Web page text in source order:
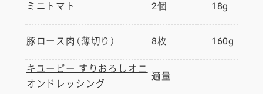
ミニトマト 2個 18g
豚ロース肉（薄切り） 8枚 160g
キユーピー すりおろしオニ
オンドレッシング
適量